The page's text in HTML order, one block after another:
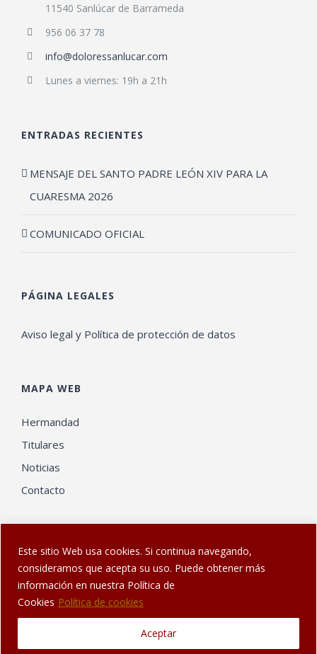
Este sitio Web usa cookies. Si continua navegando,
consideramos que acepta su uso. Puede obtener más
información en nuestra Política de
Cookies Política de cookies
Aceptar
11540 Sanlúcar de Barrameda
956 06 37 78
info@doloressanlucar.com
Lunes a viernes: 19h a 21h
ENTRADAS RECIENTES
MENSAJE DEL SANTO PADRE LEÓN XIV PARA LA
CUARESMA 2026
COMUNICADO OFICIAL
PÁGINA LEGALES
Aviso legal y Política de protección de datos
MAPA WEB
Hermandad
Titulares
Noticias
Contacto
los Dolores de Sanlúcar de Barrameda